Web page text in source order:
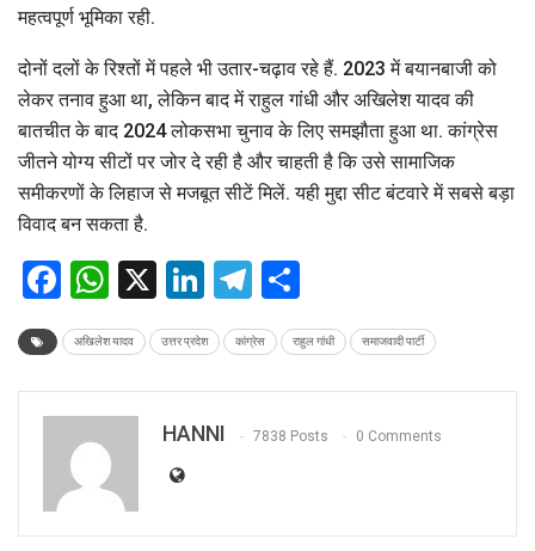
महत्वपूर्ण भूमिका रही.
दोनों दलों के रिश्तों में पहले भी उतार-चढ़ाव रहे हैं. 2023 में बयानबाजी को
लेकर तनाव हुआ था, लेकिन बाद में राहुल गांधी और अखिलेश यादव की
बातचीत के बाद 2024 लोकसभा चुनाव के लिए समझौता हुआ था. कांग्रेस
जीतने योग्य सीटों पर जोर दे रही है और चाहती है कि उसे सामाजिक
समीकरणों के लिहाज से मजबूत सीटें मिलें. यही मुद्दा सीट बंटवारे में सबसे बड़ा
विवाद बन सकता है.
Facebook
WhatsApp
X LinkedIn
Telegram
अखिलेश यादव उत्तर प्रदेश कांग्रेस राहुल गांधी समाजवादी पार्टी
HANNI 7838 Posts 0 Comments